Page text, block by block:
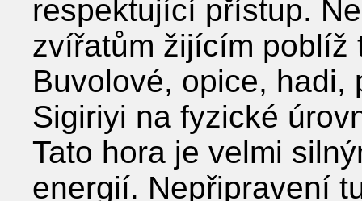
respektující přístup.
zvířatům žijícím poblíž
Buvolové, opice, hadi,
Sigiriyi na fyzické
Tato hora je velmi
energií. Nepřipravení